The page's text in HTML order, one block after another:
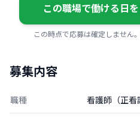
この職場で働ける日
この時点で応募は確定しません
募集内容
職種 看護師（正看